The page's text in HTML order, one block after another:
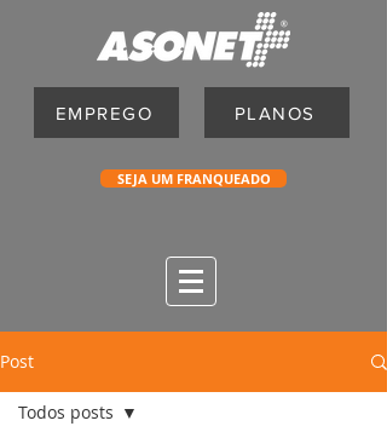
EMPREGO PLANOS
SEJA UM FRANQUEADO
Post
Todos posts